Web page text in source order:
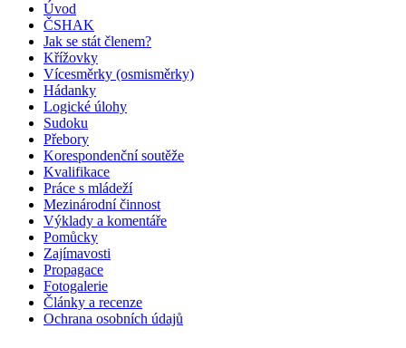
Úvod
ČSHAK
Jak se stát členem?
Křížovky
Vícesměrky (osmisměrky)
Hádanky
Logické úlohy
Sudoku
Přebory
Korespondenční soutěže
Kvalifikace
Práce s mládeží
Mezinárodní činnost
Výklady a komentáře
Pomůcky
Zajímavosti
Propagace
Fotogalerie
Články a recenze
Ochrana osobních údajů